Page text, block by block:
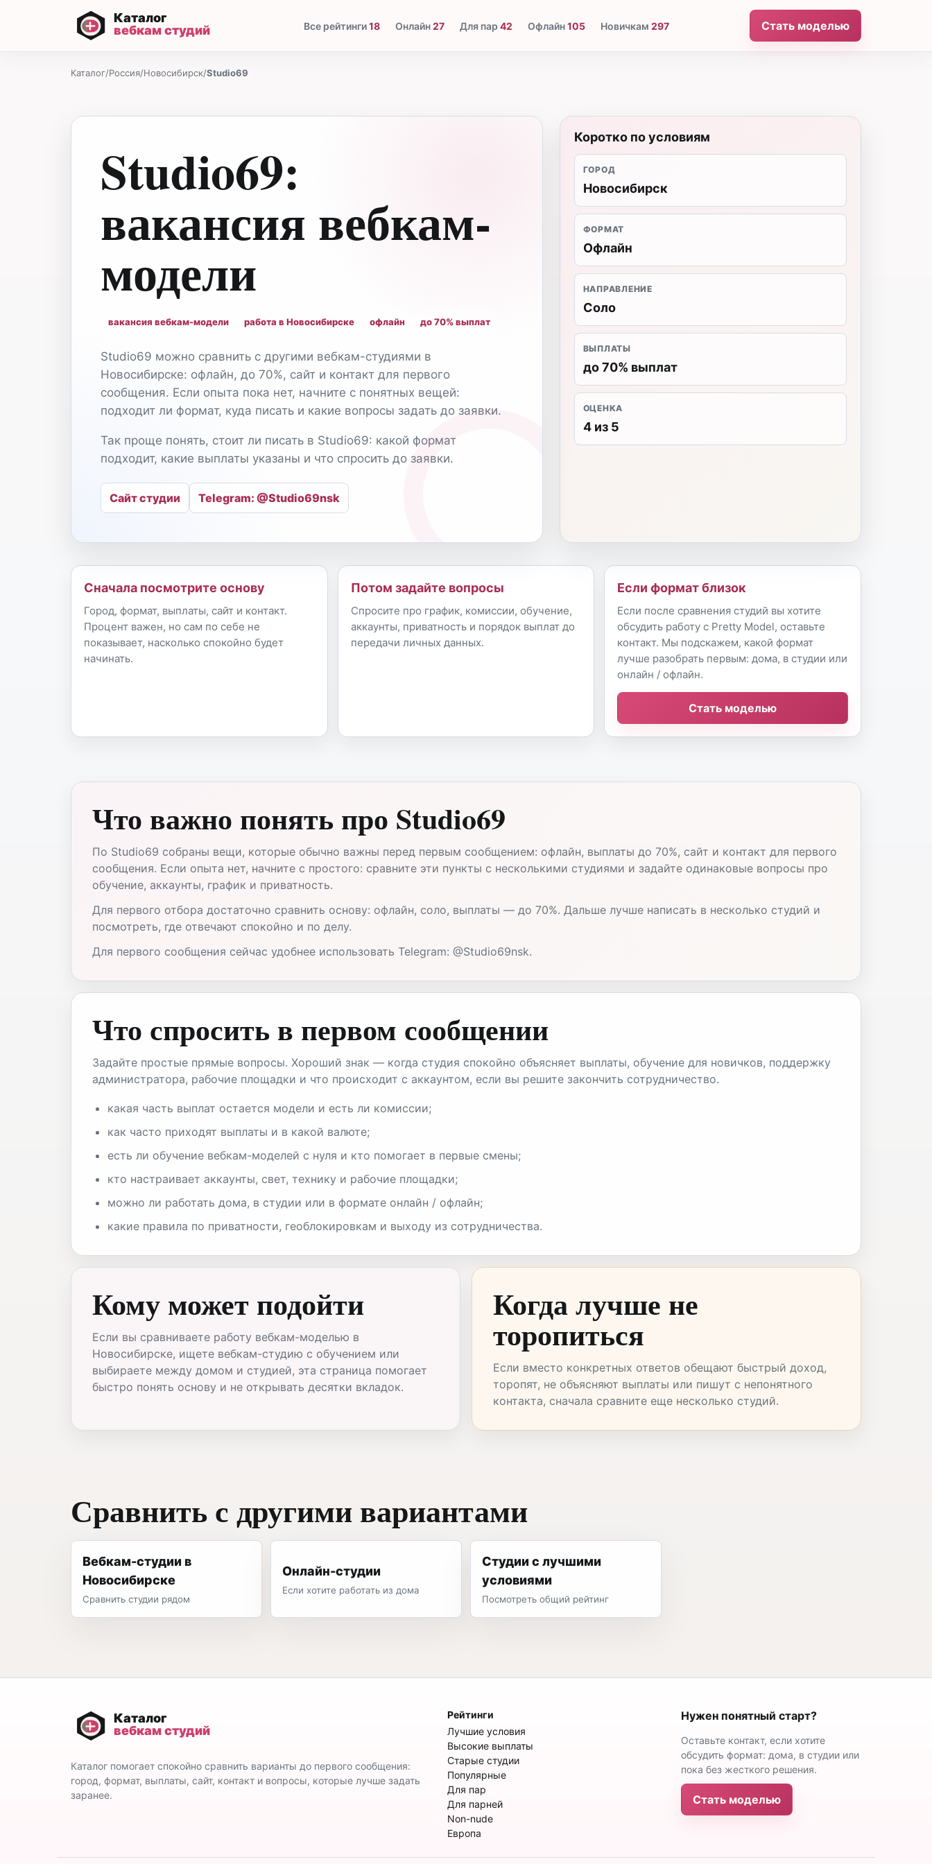
Все рейтинги18 Онлайн27 Для пар 42 Офлайн105 Новичкам 297 Стать моделью
Каталог/Россия/Новосибирск/Studio69
Studio69:
вакансия вебкам-
модели
вакансия вебкам-модели работа в Новосибирске офлайн до 70% выплат
Studio69 можно сравнить с другими вебкам-студиями в
Новосибирске: офлайн, до 70%, сайт и контакт для первого
сообщения. Если опыта пока нет, начните с понятных вещей:
подходит ли формат, куда писать и какие вопросы задать до заявки.
Так проще понять, стоит ли писать в Studio69: какой формат
подходит, какие выплаты указаны и что спросить до заявки.
Сайт студии Telegram: @Studio69nsk
Коротко по условиям
ГОРОД
Новосибирск
ФОРМАТ
Офлайн
НАПРАВЛЕНИЕ
Соло
ВЫПЛАТЫ
до 70% выплат
ОЦЕНКА
4 из 5
Сначала посмотрите основу
Город, формат, выплаты, сайт и контакт.
Процент важен, но сам по себе не
показывает, насколько спокойно будет
начинать.
Потом задайте вопросы
Спросите про график, комиссии, обучение,
аккаунты, приватность и порядок выплат до
передачи личных данных.
Если формат близок
Если после сравнения студий вы хотите
обсудить работу с Pretty Model, оставьте
контакт. Мы подскажем, какой формат
лучше разобрать первым: дома, в студии или
онлайн / офлайн.
Стать моделью
Что важно понять про Studio69
По Studio69 собраны вещи, которые обычно важны перед первым сообщением: офлайн, выплаты до 70%, сайт и контакт для первого
сообщения. Если опыта нет, начните с простого: сравните эти пункты с несколькими студиями и задайте одинаковые вопросы про
обучение, аккаунты, график и приватность.
Для первого отбора достаточно сравнить основу: офлайн, соло, выплаты — до 70%. Дальше лучше написать в несколько студий и
посмотреть, где отвечают спокойно и по делу.
Для первого сообщения сейчас удобнее использовать Telegram: @Studio69nsk.
Что спросить в первом сообщении
Задайте простые прямые вопросы. Хороший знак — когда студия спокойно объясняет выплаты, обучение для новичков, поддержку
администратора, рабочие площадки и что происходит с аккаунтом, если вы решите закончить сотрудничество.
какая часть выплат остается модели и есть ли комиссии;
как часто приходят выплаты и в какой валюте;
есть ли обучение вебкам-моделей с нуля и кто помогает в первые смены;
кто настраивает аккаунты, свет, технику и рабочие площадки;
можно ли работать дома, в студии или в формате онлайн / офлайн;
какие правила по приватности, геоблокировкам и выходу из сотрудничества.
Кому может подойти
Если вы сравниваете работу вебкам-моделью в
Новосибирске, ищете вебкам-студию с обучением или
выбираете между домом и студией, эта страница помогает
быстро понять основу и не открывать десятки вкладок.
Когда лучше не
торопиться
Если вместо конкретных ответов обещают быстрый доход,
торопят, не объясняют выплаты или пишут с непонятного
контакта, сначала сравните еще несколько студий.
Сравнить с другими вариантами
Вебкам-студии в
Новосибирске
Сравнить студии рядом
Онлайн-студии
Если хотите работать из дома
Студии с лучшими
условиями
Посмотреть общий рейтинг
Каталог помогает спокойно сравнить варианты до первого сообщения:
город, формат, выплаты, сайт, контакт и вопросы, которые лучше задать
заранее.
Рейтинги
Лучшие условия
Высокие выплаты
Старые студии
Популярные
Для пар
Для парней
Non-nude
Европа
Нужен понятный старт?
Оставьте контакт, если хотите
обсудить формат: дома, в студии или
пока без жесткого решения.
Стать моделью